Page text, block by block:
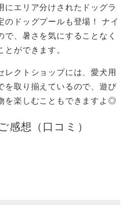
にエリア分けされたドッグラ
のドッグプールも登場！ ナイ
で、暑さを気にすることなく
ができます。
レクトショップには、愛犬用
を取り揃えているので、遊び
を楽しむこともできますよ◎
感想（口コミ）